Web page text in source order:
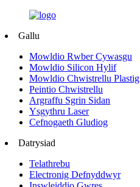
Gallu
Mowldio Rwber Cywasgu
Mowldio Silicon Hylif
Mowldio Chwistrellu Plastig
Peintio Chwistrellu
Argraffu Sgrin Sidan
Ysgythru Laser
Cefnogaeth Gludiog
Datrysiad
Telathrebu
Electronig Defnyddwyr